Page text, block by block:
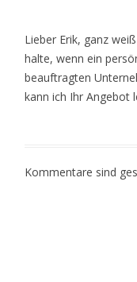
Lieber Erik, ganz
halte, wenn ein
beauftragten
kann ich Ihr Angebot
Kommentare sind